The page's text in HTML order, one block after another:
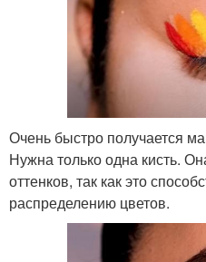
Очень быстро получается
Нужна только одна кисть.
оттенков, так как это
распределению цветов.